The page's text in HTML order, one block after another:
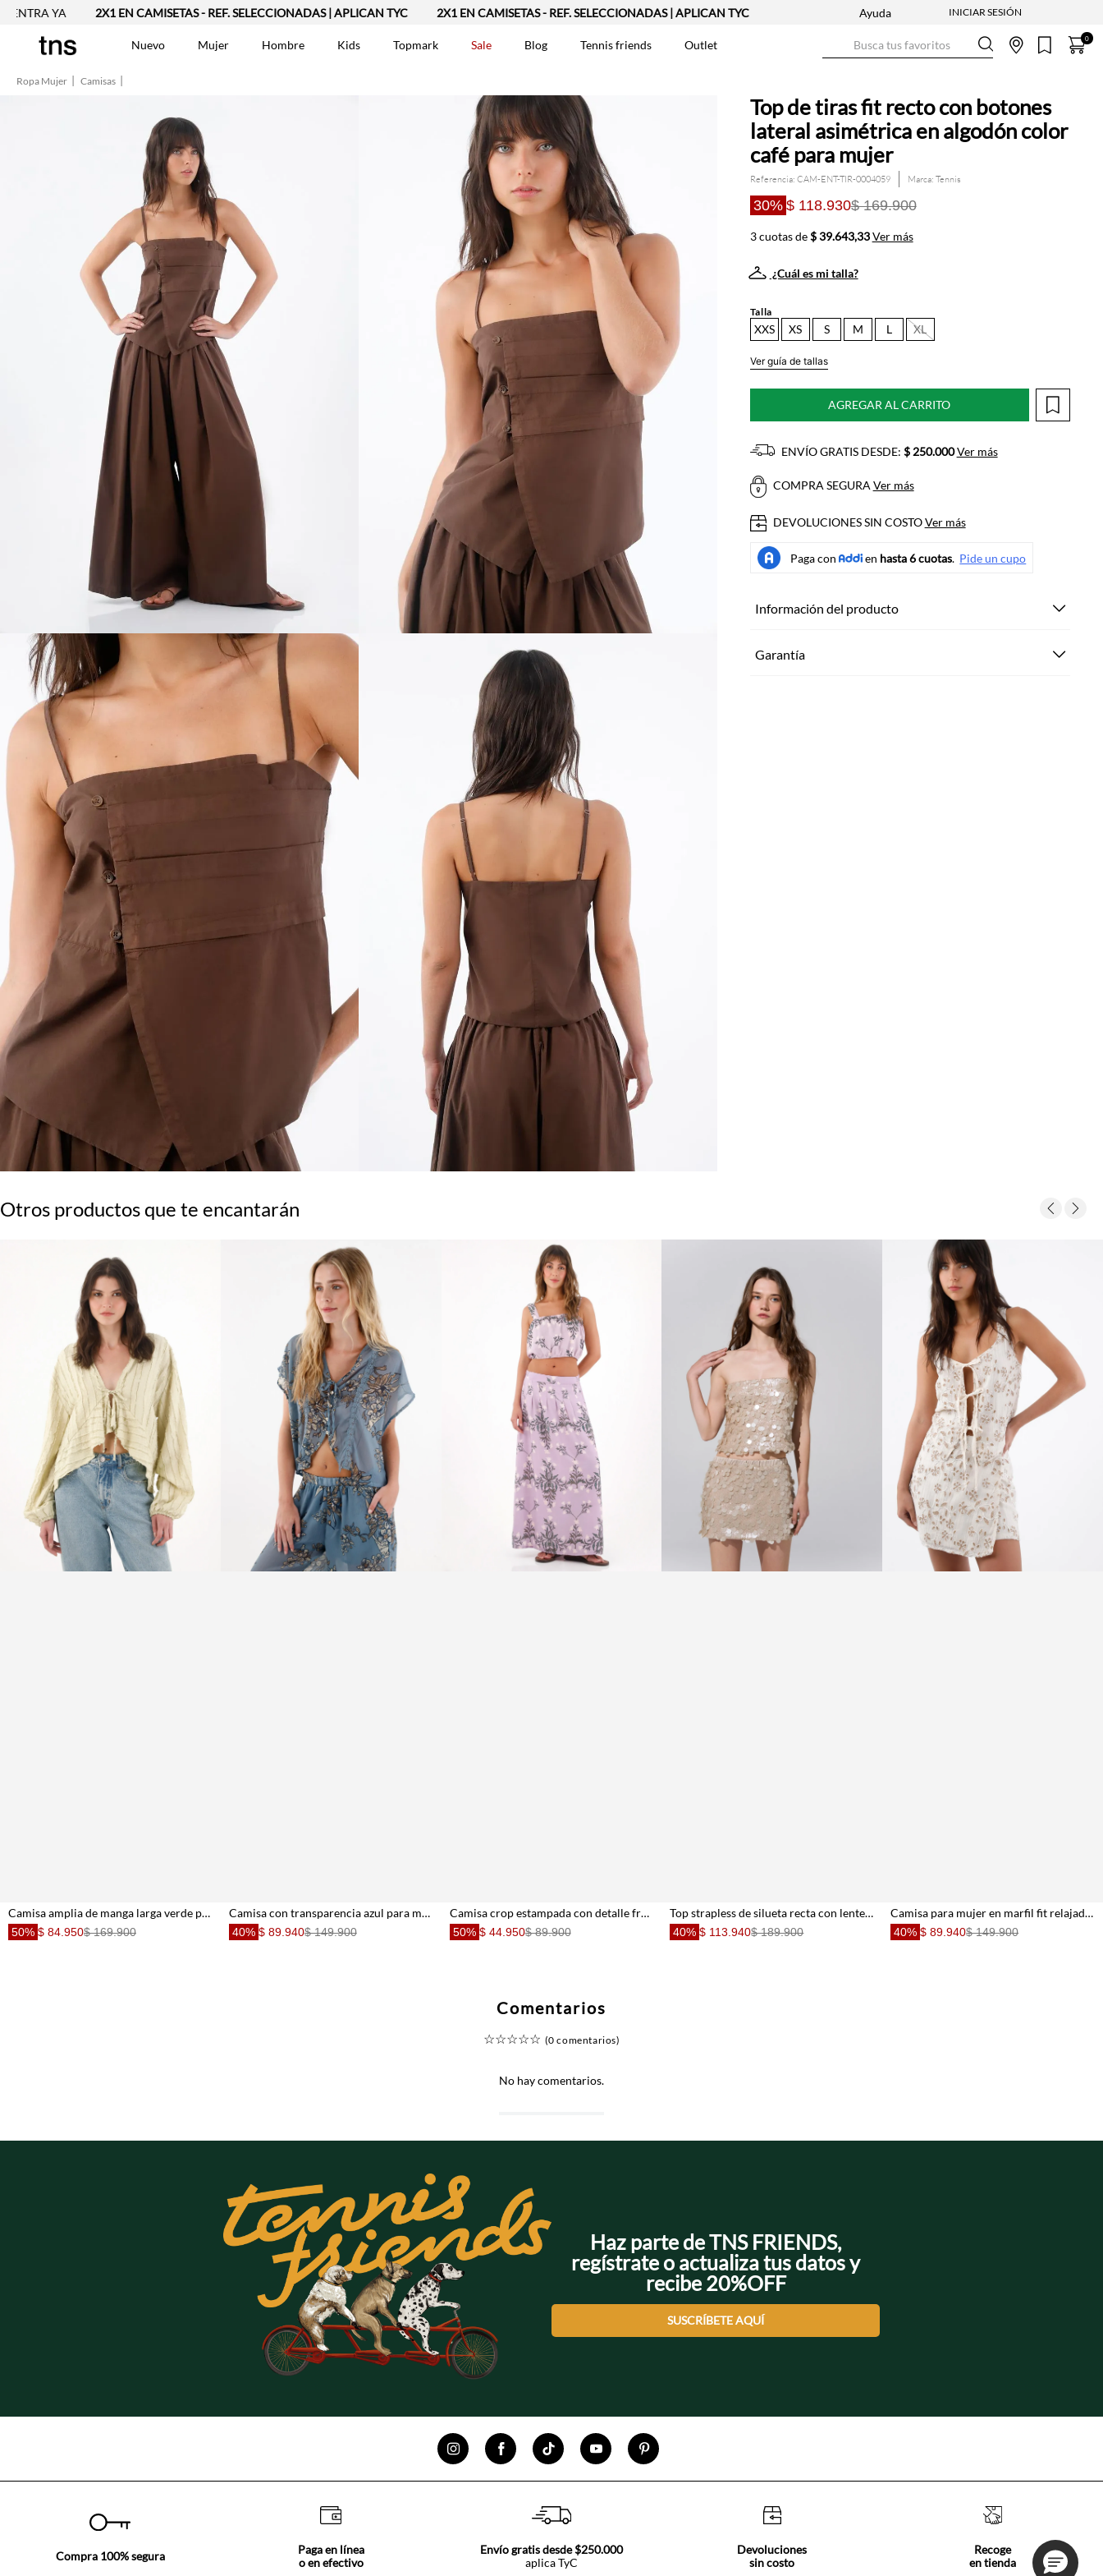
YA 2X1 EN CAMISETAS - REF. SELECCIONADAS | APLICAN TYC 2X1 EN CAMISETAS - REF. SELECCIONADAS | APLICAN TYC Ayuda
Nuevo Mujer Hombre Kids Topmark Sale Blog Tennis friends Outlet 0
Ropa Mujer Camisas
Top de tiras fit recto con botones
lateral asimétrica en algodón color
café para mujer
Referencia: CAM-ENT-TIR-0004059 Tennis
30% $ 118.930$ 169.900
3 cuotas de$ 39.643,33 Ver más
¿Cuál es mi talla?
Talla
XXS XS S M L XL
Ver guía de tallas
AGREGAR AL CARRITO
ENVÍO GRATIS DESDE: $ 250.000 Ver más
COMPRA SEGURA Ver más
DEVOLUCIONES SIN COSTOVer más
Información del producto
Garantía
Otros productos que te encantarán
Camisa amplia de manga larga verde para mujer
50% $ 84.950$ 169.900
Camisa con transparencia azul para mujer
40% $ 89.940$ 149.900
Camisa crop estampada con detalle fruncido para mujer
50% $ 44.950$ 89.900
Top strapless de silueta recta con lentejuelas en beige para mujer
40% $ 113.940$ 189.900
Camisa para mujer en marfil fit relajado con lazos frontales
40% $ 89.940$ 149.900
Comentarios
☆☆☆☆☆ (0 comentarios)
No hay comentarios.
Haz parte de TNS FRIENDS,
regístrate o actualiza tus datos y
recibe 20%OFF
SUSCRÍBETE AQUÍ
Compra 100% segura
Paga en línea
o en efectivo
Envío gratis desde $250.000
aplica TyC
Devoluciones
sin costo
Recoge
en tienda
5
7. Chaqueta
Short
9. Bermuda
10